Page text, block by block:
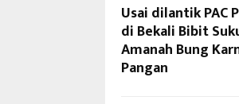
Usai dilantik PAC
di Bekali Bibit
Amanah Bung
Pangan